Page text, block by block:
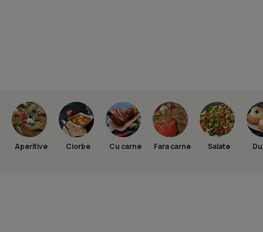
Aperitive Ciorbe Cu carne Fara carne Salate